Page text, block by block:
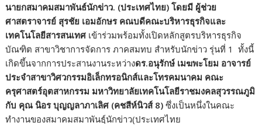
นายกสมาคมสมาพันธ์นักข่าว. (ประเทศไทย) โดยมี ผู้ช่วย
ศาสตราจารย์ สุรชัย เอมอักษร คณบดีคณะบริหารธุรกิจและ
เทคโนโลยีสารสนเทศ เข้าร่วมพร้อมทั้งเปิดหลักสูตรบริหารธุรกิจ
บัณฑิต สาขาวิชาการจัดการ ภาคสมทบ สำหรับนักข่าว รุ่นที่ 1 ทั้งนี้
เกิดขึ้นจากการประสานงานระหว่างดร.อนุรักษ์ เมฆพะโยม อาจารย์
ประจำสาขาวิศวกรรมอิเล็กทรอนิกส์และโทรคมนาคม คณะ
ครุศาสตร์อุตสาหกรรม มหาวิทยาลัยเทคโนโลยีราชมงคลสุวรรณภูมิ
กับ คุณ นิอร บุญญลาภาเลิศ (คชสีห์นิวส์ 8) ซึ่งเป็นหนึ่งในคณะ
ทำงานของสมาคมสมาพันธฺ์นักข่าว(ประเทศไทย